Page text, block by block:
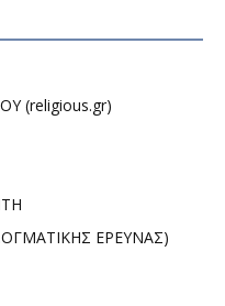
(religious.gr)
ΕΡΕΥΝΑΣ)